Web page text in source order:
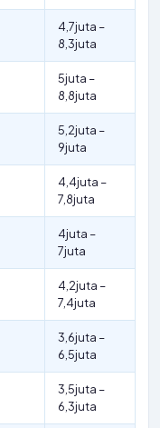
4,7juta –
8,3juta
5juta –
8,8juta
5,2juta –
9juta
4,4juta –
7,8juta
4juta –
7juta
4,2juta –
7,4juta
3,6juta –
6,5juta
3,5juta –
6,3juta